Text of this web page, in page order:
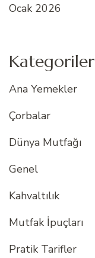
Ocak 2026
Kategoriler
Ana Yemekler
Çorbalar
Dünya Mutfağı
Genel
Kahvaltılık
Mutfak İpuçları
Pratik Tarifler